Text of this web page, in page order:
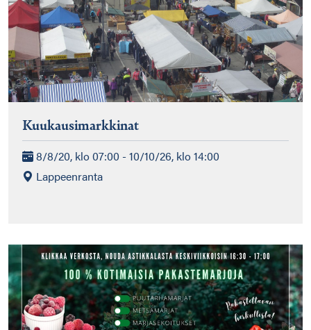
Kuukausimarkkinat
8/8/20, klo 07:00 - 10/10/26, klo 14:00
Lappeenranta